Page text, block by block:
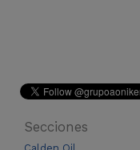
Secciones